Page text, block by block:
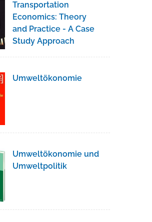
Transportation
Economics: Theory
and Practice - A Case
Study Approach
Umweltökonomie
Umweltökonomie und
Umweltpolitik